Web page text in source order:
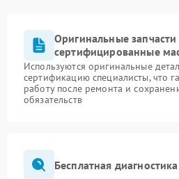
Оригинальные запчасти
сертифицированные
Используются оригинальные
сертификацию специалисты, что
работу после ремонта и
обязательств
Бесплатная